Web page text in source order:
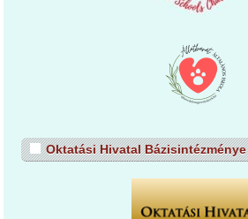
Oktatási Hivatal Bázisintézménye